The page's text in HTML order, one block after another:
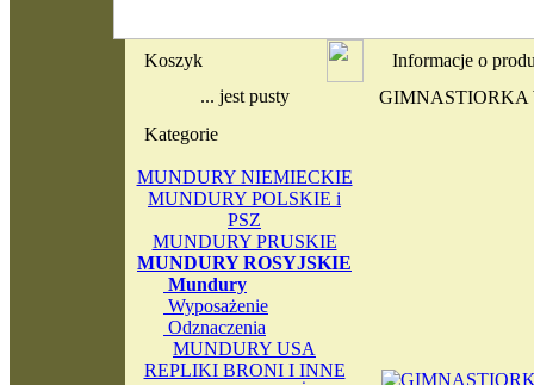
Koszyk
... jest pusty
Kategorie
MUNDURY NIEMIECKIE
MUNDURY POLSKIE i
PSZ
MUNDURY PRUSKIE
MUNDURY ROSYJSKIE
Mundury
Wyposażenie
Odznaczenia
MUNDURY USA
REPLIKI BRONI I INNE
Informacje o
GIMNASTIORKA